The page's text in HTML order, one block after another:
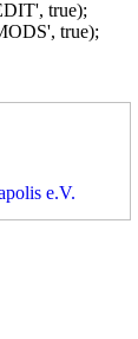
true);
true);